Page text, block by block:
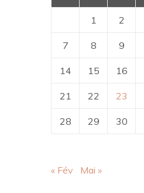
1 2
7 8 9
14 15 16
21 22 23
28 29 30
« Fév Mai »